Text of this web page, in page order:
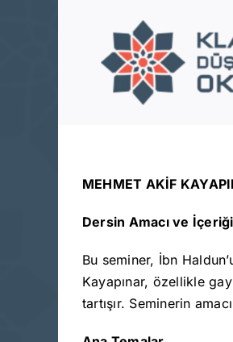
MEHMET AKİF
Dersin Amacı ve İçeriği
Bu seminer, İbn
Kayapınar, özellikle
tartışır. Seminerin